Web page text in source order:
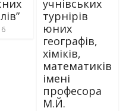
учнівських
турнірів
юних
географів,
хіміків,
математиків
імені
професора
М.Й.